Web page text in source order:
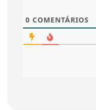
0 COMENTÁRIOS